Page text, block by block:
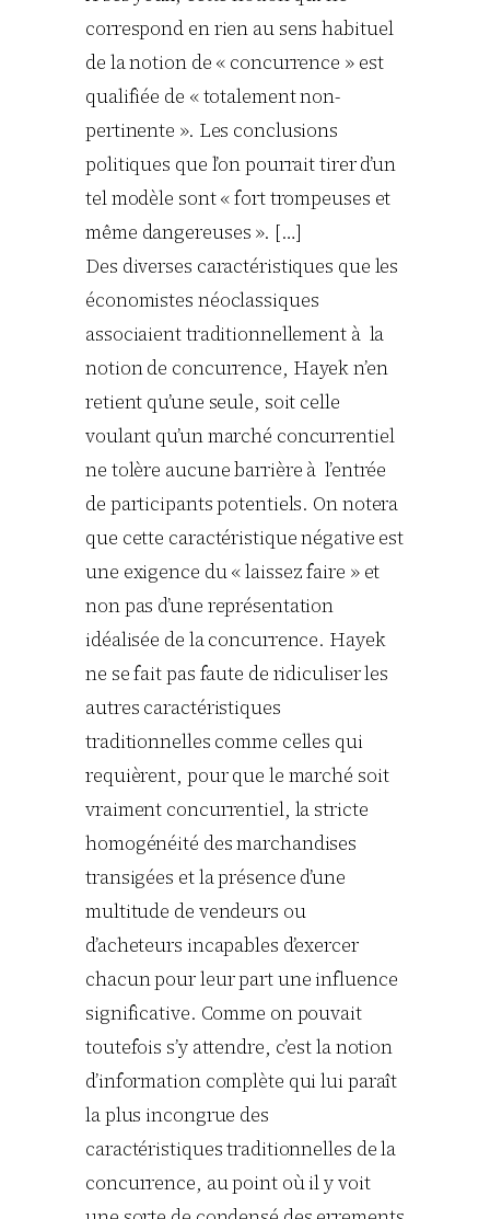
correspond en rien au sens habituel
de la notion de « concurrence » est
qualifiée de « totalement non-
pertinente ». Les conclusions
politiques que l’on pourrait tirer d’un
tel modèle sont « fort trompeuses et
même dangereuses ». […]
Des diverses caractéristiques que les
économistes néoclassiques
associaient traditionnellement à la
notion de concurrence, Hayekn’en
retient qu’une seule, soit celle
voulant qu’un marché concurrentiel
ne tolère aucune barrière à l’entrée
de participants potentiels. On notera
que cette caractéristique négative est
une exigence du « laissez faire » et
non pas d’une représentation
idéalisée de la concurrence. Hayek
ne se fait pas faute de ridiculiser les
autres caractéristiques
traditionnelles comme celles qui
requièrent, pour que le marché soit
vraiment concurrentiel, la stricte
homogénéité des marchandises
transigées et la présence d’une
multitude de vendeurs ou
d’acheteurs incapables d’exercer
chacun pour leur part une influence
significative. Comme on pouvait
toutefois s’y attendre, c’est la notion
d’information complète qui lui paraît
la plus incongrue des
caractéristiques traditionnelles de la
concurrence, au point où il y voit